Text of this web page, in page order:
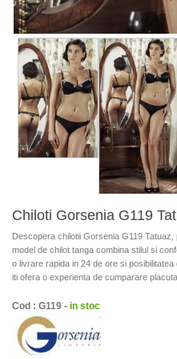
Chiloti Gorsenia G119
Descopera chilotii Gorsenia G119
model de chilot tanga combina stilul si
o livrare rapida in 24 de ore si
iti ofera o experienta de cumparare placuta.
Cod : G119 - in stoc